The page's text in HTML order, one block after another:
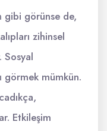
gibi görünse de,
zihinsel
Sosyal
görmek mümkün.
Etkileşim